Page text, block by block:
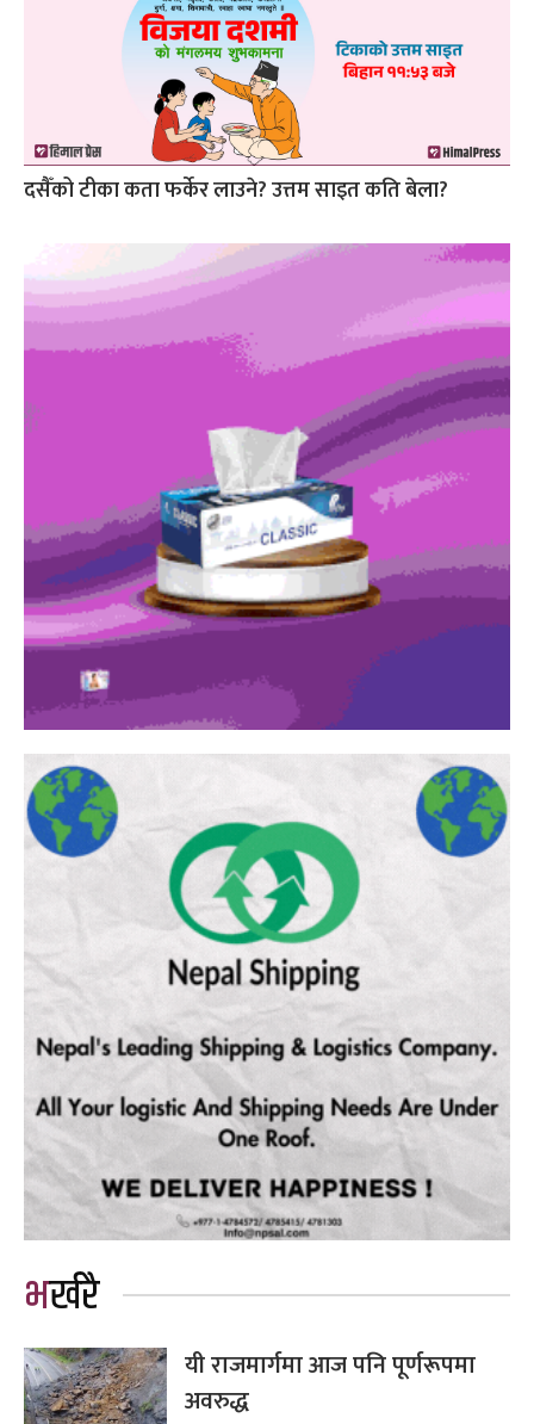
दसैँको टीका कता फर्केर लाउने? उत्तम साइत कति बेला?
भर्खरै
यी राजमार्गमा आज पनि पूर्णरूपमा
अवरुद्ध